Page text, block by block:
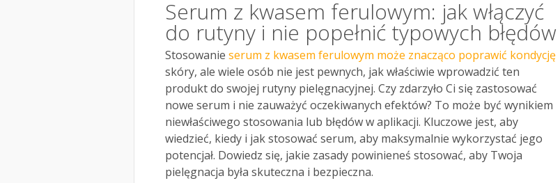
Serum z kwasem ferulowym: jak włączyć
do rutyny i nie popełnić typowych błędów
Stosowanie serum z kwasem ferulowym może znacząco poprawić kondycję
skóry, ale wiele osób nie jest pewnych, jak właściwie wprowadzić ten
produkt do swojej rutyny pielęgnacyjnej. Czy zdarzyło Ci się zastosować
nowe serum i nie zauważyć oczekiwanych efektów? To może być wynikiem
niewłaściwego stosowania lub błędów w aplikacji. Kluczowe jest, aby
wiedzieć, kiedy i jak stosować serum, aby maksymalnie wykorzystać jego
potencjał. Dowiedz się, jakie zasady powinieneś stosować, aby Twoja
pielęgnacja była skuteczna i bezpieczna.